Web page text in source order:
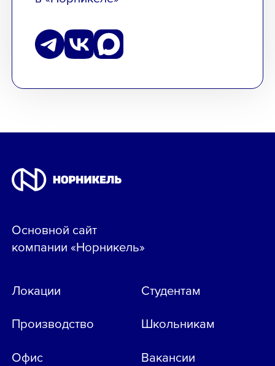
Основной сайт
компании «Норникель»
Локации
Производство
Офис
Студентам
Школьникам
Вакансии